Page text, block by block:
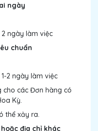
ngày
ngày làm việc
chuẩn
2 ngày làm việc
cho các Đơn hàng có
Kỳ.
thể xảy ra.
địa chỉ khác